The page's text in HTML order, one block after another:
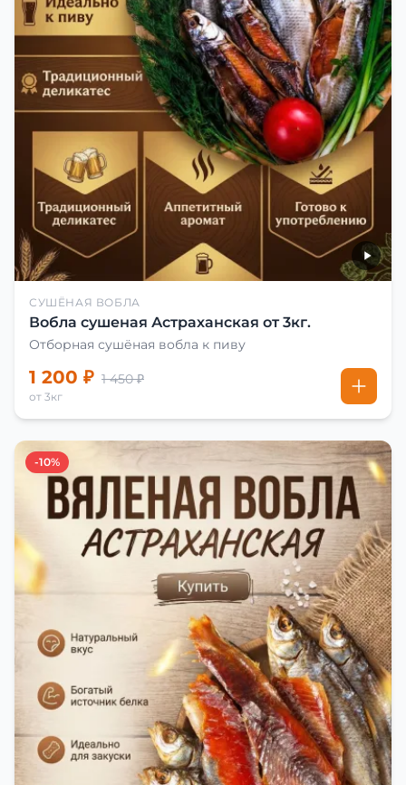
СУШЁНАЯ ВОБЛА
Вобла сушеная Астраханская от 3кг.
Отборная сушёная вобла к пиву
1 200 ₽ 1 450 ₽
от 3кг
-10%